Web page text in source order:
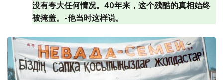
没有夸大任何情况。40年来，这个残酷的真相始终
被掩盖。-他当时这样说。